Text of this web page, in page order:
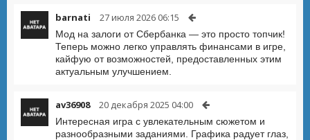
barnati 27 июля 2026 06:15
Мод на залоги от Сбербанка — это просто топчик!
Теперь можно легко управлять финансами в игре,
кайфую от возможностей, предоставленных этим
актуальным улучшением.
av36908 20 декабря 2025 04:00
Интересная игра с увлекательным сюжетом и
разнообразными заданиями. Графика радует глаз,